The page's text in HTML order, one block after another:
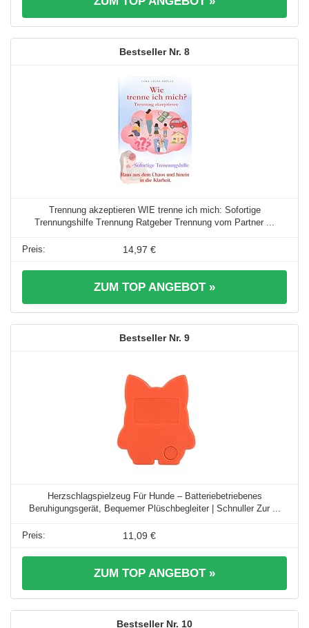
8
Trennung akzeptieren WIE trenne ich mich: Sofortige
Trennungshilfe Trennung Ratgeber Trennung vom Partner ...
14,97 €
ZUM TOP ANGEBOT »
9
Herzschlagspielzeug Für Hunde – Batteriebetriebenes
Beruhigungsgerät, Bequemer Plüschbegleiter | Schnuller Zur ...
11,09 €
ZUM TOP ANGEBOT »
10